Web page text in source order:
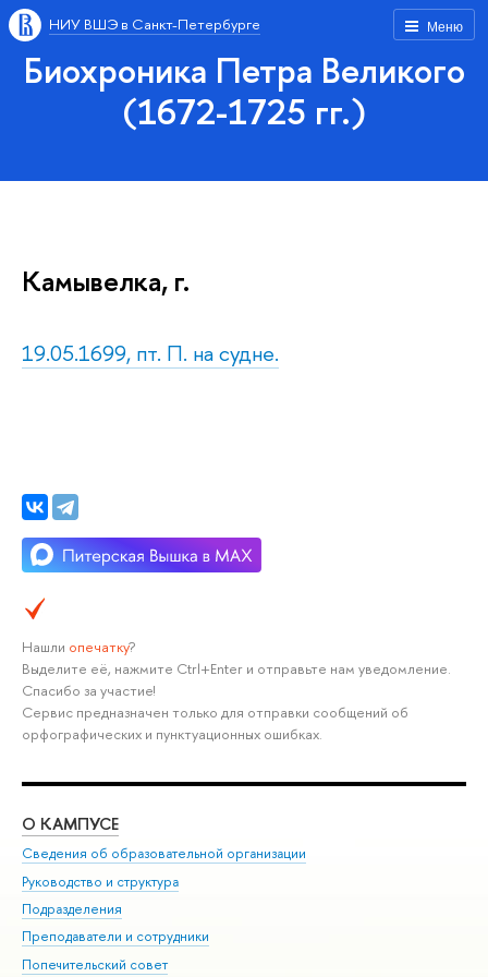
Меню
НИУ ВШЭ в Санкт-Петербурге
Биохроника Петра Великого
(1672-1725 гг.)
Камывелка, г.
19.05.1699, пт. П. на судне.
Нашли опечатку?
Выделите её, нажмите Ctrl+Enter и отправьте нам уведомление.
Спасибо за участие!
Сервис предназначен только для отправки сообщений об
орфографических и пунктуационных ошибках.
О КАМПУСЕ
Сведения об образовательной организации
Руководство и структура
Подразделения
Преподаватели и сотрудники
Попечительский совет